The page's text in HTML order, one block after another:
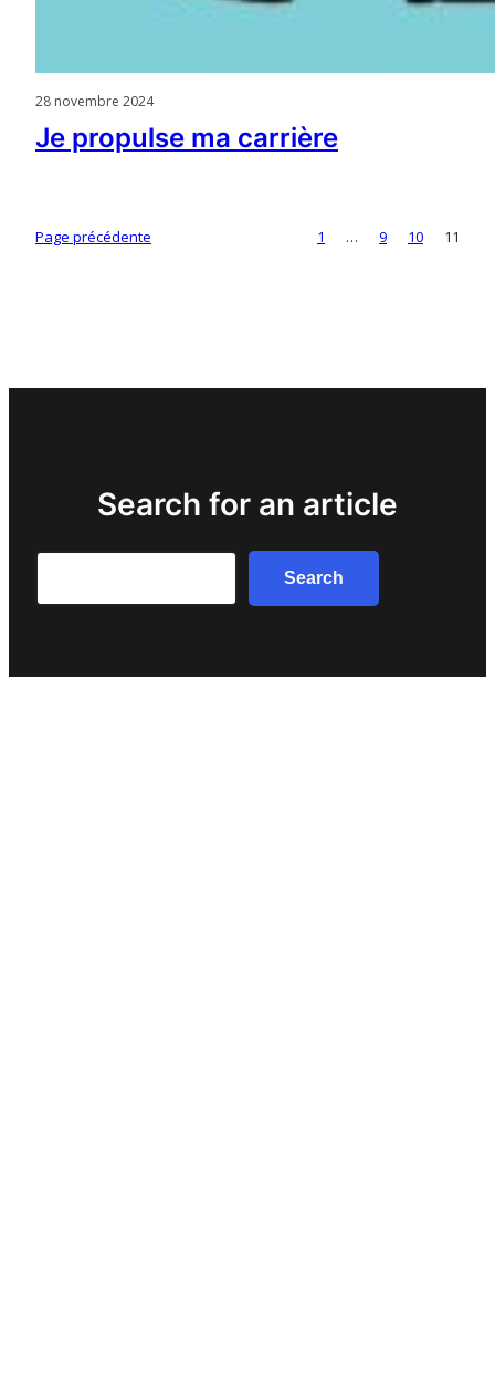
28 novembre 2024
Je propulse ma carrière
Page précédente 1 … 9 10 11
Search for an article
Search
Search